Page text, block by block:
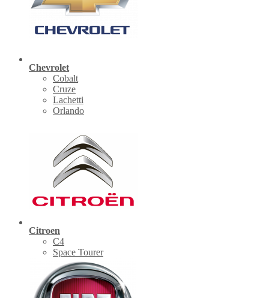
Chevrolet
Cobalt
Cruze
Lachetti
Orlando
Citroen
C4
Space Tourer